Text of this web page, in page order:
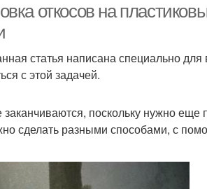
пластикового окна
откосов на
статья написана специально
с этой задачей.
поскольку нужно еще
сделать разными способами, с